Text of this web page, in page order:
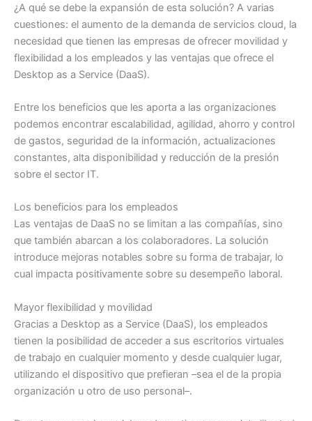
¿A qué se debe la expansión de esta solución? A varias
cuestiones: el aumento de la demanda de servicios cloud, la
necesidad que tienen las empresas de ofrecer movilidad y
flexibilidad a los empleados y las ventajas que ofrece el
Desktop as a Service (DaaS).
Entre los beneficios que les aporta a las organizaciones
podemos encontrar escalabilidad, agilidad, ahorro y control
de gastos, seguridad de la información, actualizaciones
constantes, alta disponibilidad y reducción de la presión
sobre el sector IT.
Los beneficios para los empleados
Las ventajas de DaaS no se limitan a las compañías, sino
que también abarcan a los colaboradores. La solución
introduce mejoras notables sobre su forma de trabajar, lo
cual impacta positivamente sobre su desempeño laboral.
Mayor flexibilidad y movilidad
Gracias a Desktop as a Service (DaaS), los empleados
tienen la posibilidad de acceder a sus escritorios virtuales
de trabajo en cualquier momento y desde cualquier lugar,
utilizando el dispositivo que prefieran –sea el de la propia
organización u otro de uso personal–.